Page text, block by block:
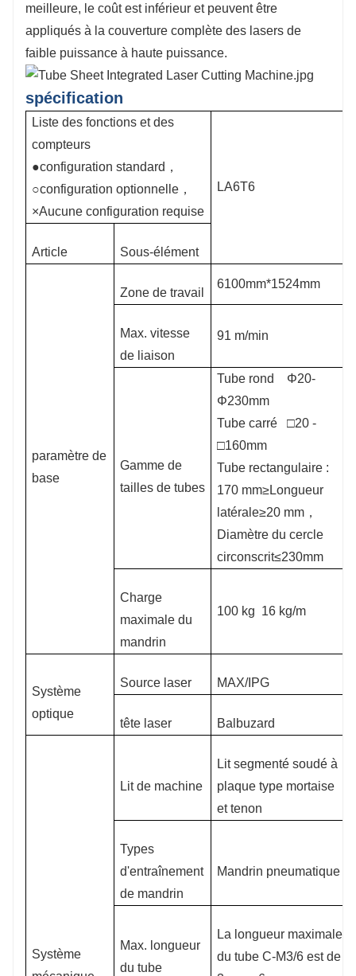
meilleure, le coût est inférieur et peuvent être
appliqués à la couverture complète des lasers de
faible puissance à haute puissance.
spécification
Liste des fonctions et des
compteurs
●configuration standard，
○configuration optionnelle，
×Aucune configuration requise
LA6T6
Article Sous-élément
paramètre de
base
Zone de travail
6100mm*1524mm
Max. vitesse
de liaison
91 m/min
Gamme de
tailles de tubes
Tube rond
Φ20-
Φ230mm
Tube carré
□20 -
□160mm
Tube rectangulaire :
170 mm≥Longueur
latérale≥20 mm，
Diamètre du cercle
circonscrit≤230mm
Charge
maximale du
mandrin
100 kg 16 kg/m
Système
optique
Source laser MAX/IPG
tête laser Balbuzard
Système
Lit de machine
Lit segmenté soudé à
plaque type mortaise
et tenon
Types
d'entraînement
de mandrin
Mandrin pneumatique
Max. longueur
du tube
La longueur maximale
du tube C-M3/6 est de